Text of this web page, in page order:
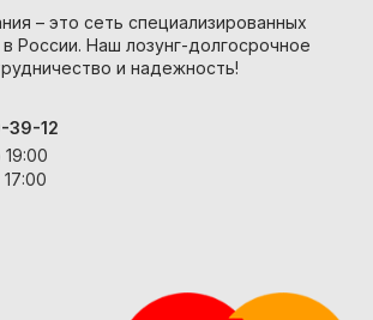
– это сеть специализированных
России. Наш лозунг-долгосрочное
и надежность!
39-12